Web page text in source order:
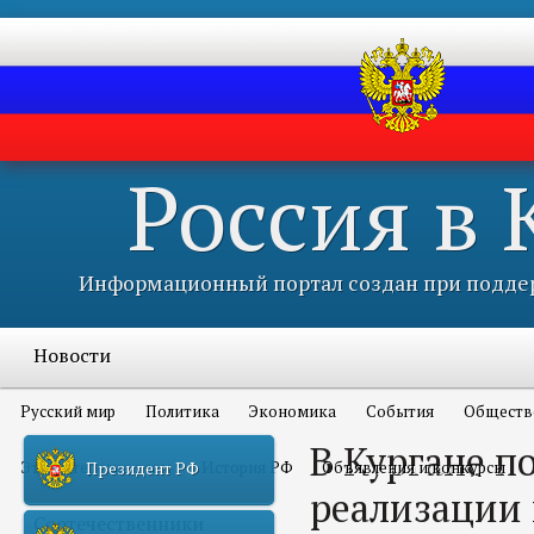
Россия в
Информационный портал создан при
Новости
Русский мир Политика Экономика События
Это интересно всем История РФ Объявления и конкурсы
Соотечественники
Президент РФ
В Кургане